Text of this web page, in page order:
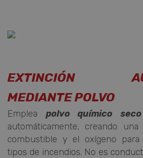
EXTINCIÓN
MEDIANTE POLVO
Emplea polvo químico seco
automáticamente, creando
combustible y el oxígeno para
tipos de incendios. No es